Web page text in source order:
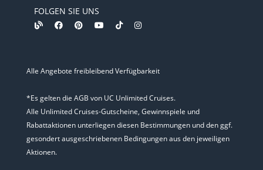
FOLGEN SIE UNS
Alle Angebote freibleibend Verfügbarkeit
*Es gelten die AGB von UC Unlimited Cruises.
Alle Unlimited Cruises-Gutscheine, Gewinnspiele und
Rabattaktionen unterliegen diesen Bestimmungen und den ggf.
gesondert ausgeschriebenen Bedingungen aus den jeweiligen
Aktionen.